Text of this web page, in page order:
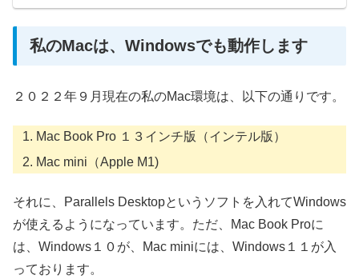
私のMacは、Windowsでも動作します
２０２２年９月現在の私のMac環境は、以下の通りです。
Mac Book Pro １３インチ版（インテル版）
Mac mini（Apple M1)
それに、Parallels Desktopというソフトを入れてWindows
が使えるようになっています。ただ、Mac Book Proに
は、Windows１０が、Mac miniには、Windows１１が入
っております。